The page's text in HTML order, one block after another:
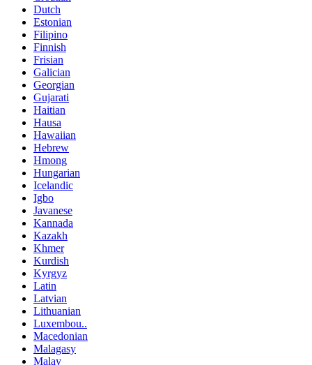
Dutch
Estonian
Filipino
Finnish
Frisian
Galician
Georgian
Gujarati
Haitian
Hausa
Hawaiian
Hebrew
Hmong
Hungarian
Icelandic
Igbo
Javanese
Kannada
Kazakh
Khmer
Kurdish
Kyrgyz
Latin
Latvian
Lithuanian
Luxembou..
Macedonian
Malagasy
Malay